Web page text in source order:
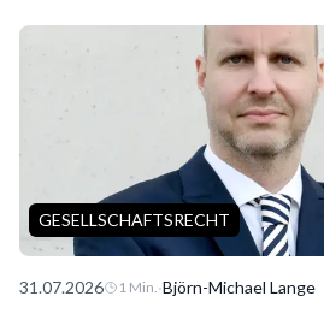
GESELLSCHAFTSRECHT
31.07.2026 1 Min.·Björn-Michael Lange